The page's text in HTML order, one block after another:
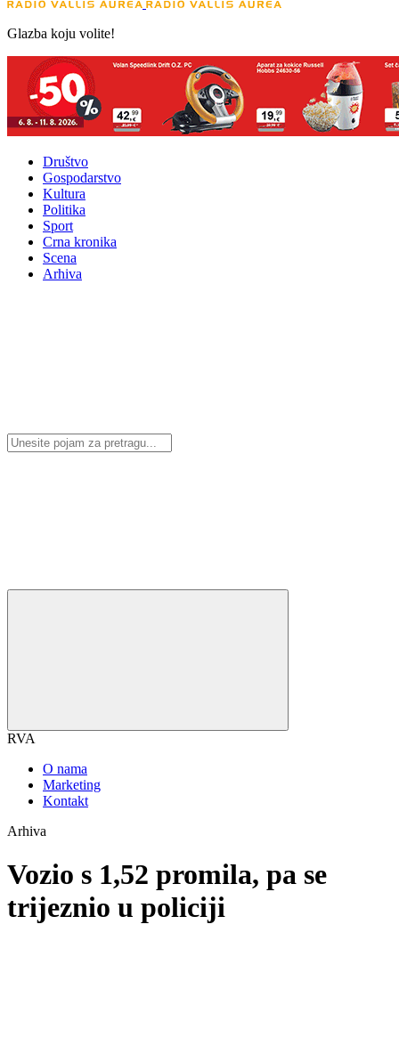
Glazba koju volite!
Društvo
Gospodarstvo
Kultura
Politika
Sport
Crna kronika
Scena
Arhiva
RVA
O nama
Marketing
Kontakt
Arhiva
Vozio s 1,52 promila, pa se
trijeznio u policiji